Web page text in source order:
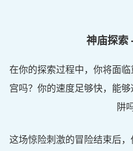
神庙探索
在你的探索过程中，你将面
宫吗？你的速度足够快，能
阱
这场惊险刺激的冒险结束后